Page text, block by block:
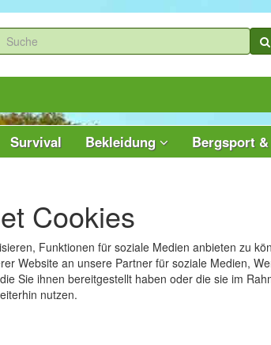
Survival Bekleidung Bergsport
Cookies
Funktionen für soziale Medien anbieten zu
Website an unsere Partner für soziale Medien,
Sie ihnen bereitgestellt haben oder die sie im
nutzen.